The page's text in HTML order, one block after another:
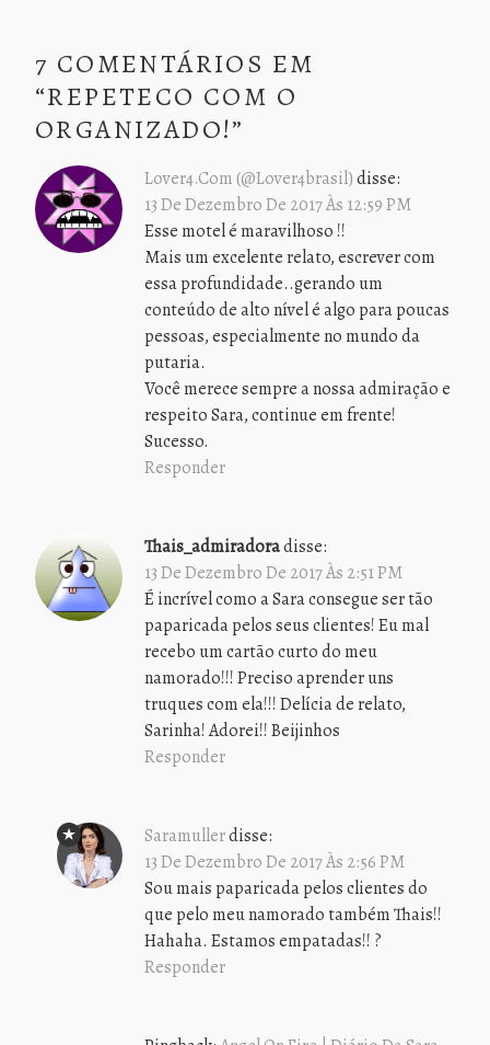
7 COMENTÁRIOS EM
“REPETECO COM O
ORGANIZADO!”
Lover4.com (@lover4brasil)disse:
13 De Dezembro De 2017 Às 12:59 PM
Esse motel é maravilhoso !!
Mais um excelente relato, escrever com
essa profundidade..gerando um
conteúdo de alto nível é algo para poucas
pessoas, especialmente no mundo da
putaria.
Você merece sempre a nossa admiração e
respeito Sara, continue em frente!
Sucesso.
Responder
Thais_admiradoradisse:
13 De Dezembro De 2017 Às 2:51 PM
É incrível como a Sara consegue ser tão
paparicada pelos seus clientes! Eu mal
recebo um cartão curto do meu
namorado!!! Preciso aprender uns
truques com ela!!! Delícia de relato,
Sarinha! Adorei!! Beijinhos
Responder
Saramullerdisse:
13 De Dezembro De 2017 Às 2:56 PM
Sou mais paparicada pelos clientes do
que pelo meu namorado também Thais!!
Hahaha. Estamos empatadas!! ?
Responder